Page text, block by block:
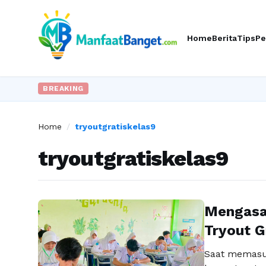
HomeBeritaTips
BREAKING
Home / tryoutgratiskelas9
tryoutgratiskelas9
Tryout
Saat